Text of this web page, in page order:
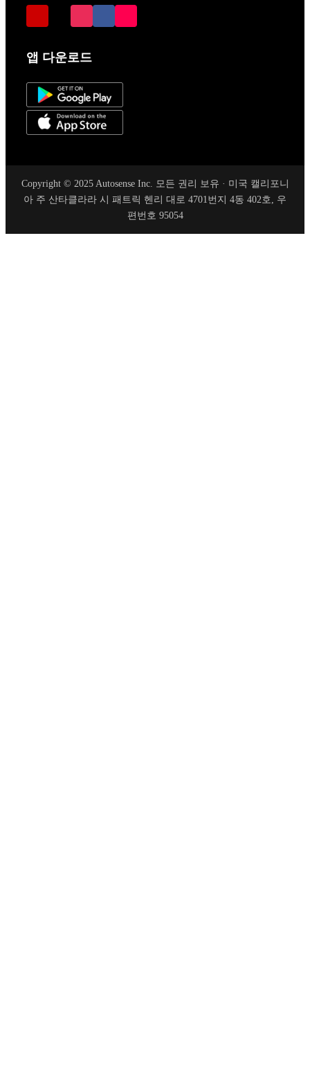
앱 다운로드
Copyright © 2025 Autosense Inc. 모든 권리 보유 · 미국 캘리포니
아 주 산타클라라 시 패트릭 헨리 대로 4701번지 4동 402호, 우
편번호 95054